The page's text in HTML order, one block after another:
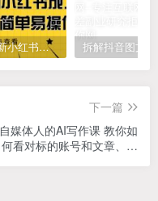
2023年最新小红书成人电商项目，简单易操作【详细教程】
下一篇
自媒体人的AI写作课 教你如
何看对标的账号和文章、了